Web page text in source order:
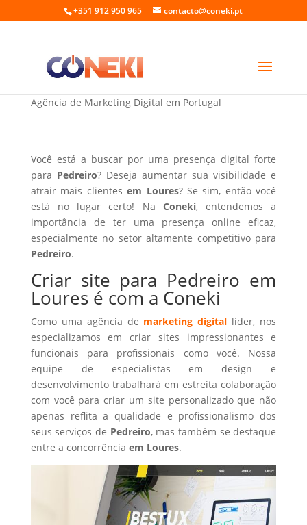
+351 912 950 965 contacto@coneki.pt
Criar site para Pedreiro em Loures
Agência de Marketing Digital em Portugal
Você está a buscar por uma presença digital forte
para Pedreiro? Deseja aumentar sua visibilidade e
atrair mais clientesem Loures? Se sim, então você
está no lugar certo! Na Coneki, entendemos a
importância de ter uma presença online eficaz,
especialmente no setor altamente competitivo para
Pedreiro.
Criar site para Pedreiro em
Loures é com a Coneki
Como uma agência de marketing digital líder, nos
especializamos em criar sites impressionantes e
funcionais para profissionais como você. Nossa
equipe de especialistas em design e
desenvolvimento trabalhará em estreita colaboração
com você para criar um site personalizado que não
apenas reflita a qualidade e profissionalismo dos
seus serviços de Pedreiro, mas também se destaque
entre a concorrência em Loures.